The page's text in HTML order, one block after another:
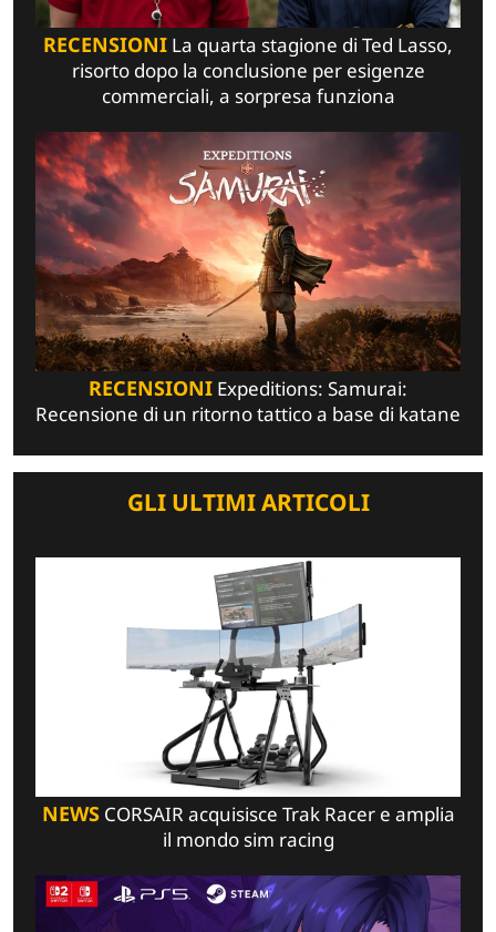
RECENSIONI La quarta stagione di Ted Lasso,
risorto dopo la conclusione per esigenze
commerciali, a sorpresa funziona
RECENSIONI Expeditions: Samurai:
Recensione di un ritorno tattico a base di katane
GLI ULTIMI ARTICOLI
NEWSCORSAIR acquisisce Trak Racer e amplia
il mondo sim racing